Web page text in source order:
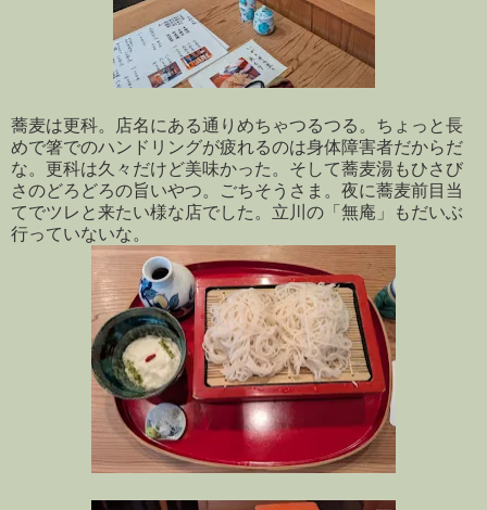
蕎麦は更科。店名にある通りめちゃつるつる。ちょっと長
めで箸でのハンドリングが疲れるのは身体障害者だからだ
な。更科は久々だけど美味かった。そして蕎麦湯もひさび
さのどろどろの旨いやつ。ごちそうさま。夜に蕎麦前目当
てでツレと来たい様な店でした。立川の「無庵」もだいぶ
行っていないな。